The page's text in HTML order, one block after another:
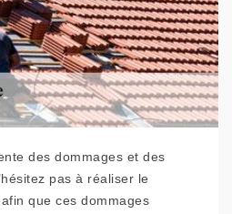
des dommages et des
pas à réaliser le
que ces dommages